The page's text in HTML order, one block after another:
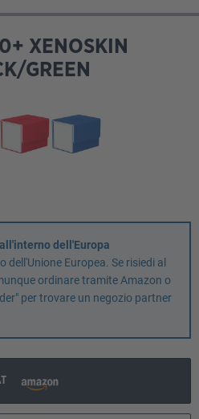
XENOSKIN
GREEN
dell'Europa
Europea. Se risiedi al
ordinare tramite Amazon o
per trovare un negozio partner